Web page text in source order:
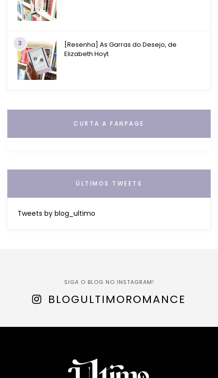
3
[Resenha] As Garras do Desejo, de
Elizabeth Hoyt
CURTA A FANPAGE
ÚLTIMOS TWEETS
Tweets by blog_ultimo
SIGA O BLOG NO INSTAGRAM!
BLOGULTIMOROMANCE